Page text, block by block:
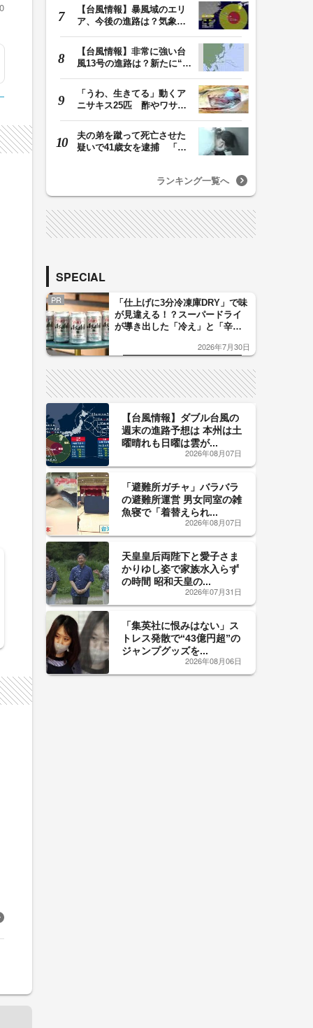
【台風情報】暴風域のエリ
ア、今後の進路は？気象予
【台風情報】非常に強い台
風13号の進路は？新たに“台
「うわ、生きてる」動くア
ニサキス25匹 酢やワサビ
夫の弟を蹴って死亡させた
疑いで41歳女を逮捕 「生
ランキング一覧へ
SPECIAL
PR
「仕上げに3分冷凍庫DRY」で味
が見違える！？スーパードライ
が導き出した「冷え」と「辛
した「辛口カーブ」が飲み頃の
2026年7月30日
【台風情報】ダブル台風の
週末の進路予想は 本州は土
曜晴れも日曜は雲が...
2026年08月07日
「避難所ガチャ」バラバラ
の避難所運営 男女同室の雑
魚寝で「着替えられ...
2026年08月07日
天皇皇后両陛下と愛子さま
かりゆし姿で家族水入らず
の時間 昭和天皇の...
2026年07月31日
「集英社に恨みはない」ス
トレス発散で“43億円超”の
ジャンプグッズを...
2026年08月06日